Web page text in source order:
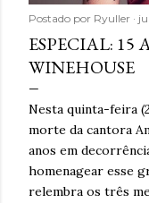
Postado por Ryuller
ESPECIAL: 15
WINEHOUSE
Nesta quinta-feira
morte da cantora
anos em
homenagear esse
relembra os três